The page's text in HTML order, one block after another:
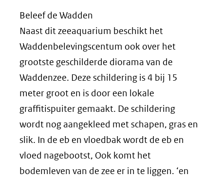
Beleef de Wadden
Naast dit zeeaquarium beschikt het
Waddenbelevingscentum ook over het
grootste geschilderde diorama van de
Waddenzee. Deze schildering is 4 bij 15
meter groot en is door een lokale
graffitispuiter gemaakt. De schildering
wordt nog aangekleed met schapen, gras en
slik. In de eb en vloedbak wordt de eb en
vloed nagebootst, Ook komt het
bodemleven van de zee er in te liggen. ‘en